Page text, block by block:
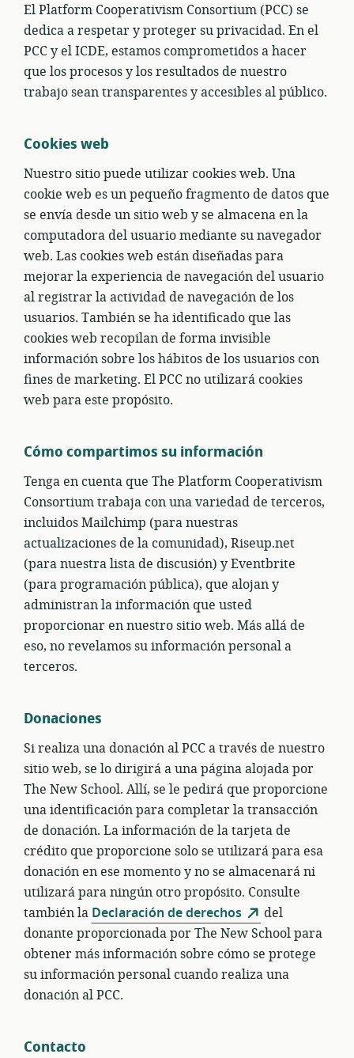
El Platform Cooperativism Consortium (PCC) se
dedica a respetar y proteger su privacidad. En el
PCC y el ICDE, estamos comprometidos a hacer
que los procesos y los resultados de nuestro
trabajo sean transparentes y accesibles al público.
Cookies web
Nuestro sitio puede utilizar cookies web. Una
cookie web es un pequeño fragmento de datos que
se envía desde un sitio web y se almacena en la
computadora del usuario mediante su navegador
web. Las cookies web están diseñadas para
mejorar la experiencia de navegación del usuario
al registrar la actividad de navegación de los
usuarios. También se ha identificado que las
cookies web recopilan de forma invisible
información sobre los hábitos de los usuarios con
fines de marketing. El PCC no utilizará cookies
web para este propósito.
Cómo compartimos su información
Tenga en cuenta que The Platform Cooperativism
Consortium trabaja con una variedad de terceros,
incluidos Mailchimp (para nuestras
actualizaciones de la comunidad), Riseup.net
(para nuestra lista de discusión) y Eventbrite
(para programación pública), que alojan y
administran la información que usted
proporcionar en nuestro sitio web. Más allá de
eso, no revelamos su información personal a
terceros.
Donaciones
Si realiza una donación al PCC a través de nuestro
sitio web, se lo dirigirá a una página alojada por
The New School. Allí, se le pedirá que proporcione
una identificación para completar la transacción
de donación. La información de la tarjeta de
crédito que proporcione solo se utilizará para esa
donación en ese momento y no se almacenará ni
utilizará para ningún otro propósito. Consulte
también la Declaración de derechos
del
donante proporcionada por The New School para
obtener más información sobre cómo se protege
su información personal cuando realiza una
donación al PCC.
Contacto